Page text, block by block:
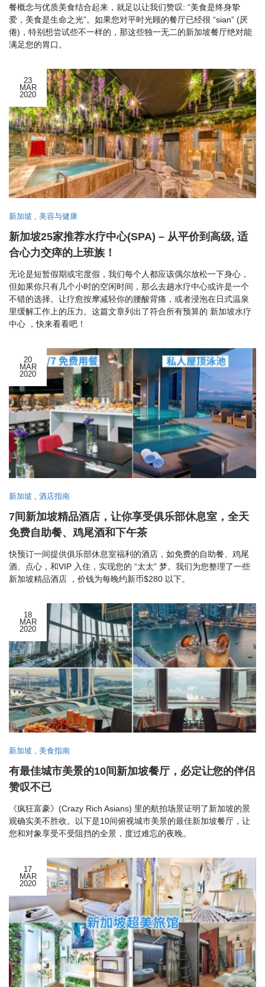
餐概念与优质美食结合起来，就足以让我们赞叹: “美食是终身挚
爱，美食是生命之光”。如果您对平时光顾的餐厅已经很 “sian” (厌
倦)，特别想尝试些不一样的，那这些独一无二的新加坡餐厅绝对能
满足您的胃口。
23
MAR
2020
新加坡 , 美容与健康
新加坡25家推荐水疗中心(SPA) – 从平价到高级, 适
合心力交瘁的上班族！
无论是短暂假期或宅度假，我们每个人都应该偶尔放松一下身心，
但如果你只有几个小时的空闲时间，那么去趟水疗中心或许是一个
不错的选择。让疗愈按摩减轻你的腰酸背痛，或者浸泡在日式温泉
里缓解工作上的压力。这篇文章列出了符合所有预算的 新加坡水疗
中心 ，快来看看吧！
20
MAR
2020
新加坡 酒店指南
7间新加坡精品酒店，让你享受俱乐部休息室，全天
免费自助餐、鸡尾酒和下午茶
快预订一间提供俱乐部休息室福利的酒店，如免费的自助餐、鸡尾
酒、点心，和VIP 入住，实现您的 “太太” 梦。我们为您整理了一些
新加坡精品酒店 ，价钱为每晚约新币$280 以下。
18
MAR
2020
新加坡 美食指南
有最佳城市美景的10间新加坡餐厅，必定让您的伴侣
赞叹不已
《疯狂富豪》(Crazy Rich Asians) 里的航拍场景证明了新加坡的景
观确实美不胜收。以下是10间俯视城市美景的最佳新加坡餐厅，让
您和对象享受不受阻挡的全景，度过难忘的夜晚。
17
MAR
2020